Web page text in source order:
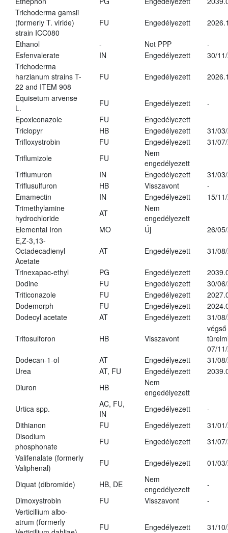
Trichoderma gamsii
(formerly T. viride)
strain ICC080
FU Engedélyezett
Ethanol - Not PPP
-
Esfenvalerate
IN Engedélyezett
30/
Trichoderma
harzianum strains T-
22 and ITEM 908
FU Engedélyezett
Equisetum arvense
L.
FU Engedélyezett
-
Epoxiconazole
FU
Engedélyezett
Triclopyr
HB Engedélyezett
31/
Trifloxystrobin
FU Engedélyezett
31/
Triflumizole
FU
Nem
engedélyezett
Triflumuron
IN Engedélyezett
31/
Triflusulfuron
HB Visszavont
-
Emamectin
IN Engedélyezett
15/
Trimethylamine
hydrochloride
AT
Nem
engedélyezett
Elemental Iron
MO Új
26/
E,Z-3,13-
Octadecadienyl
Acetate
AT Engedélyezett 31/
Trinexapac-ethyl PG Engedélyezett
Dodine
FU Engedélyezett
30/
Triticonazole
FU Engedélyezett
Dodemorph
FU Engedélyezett
Dodecyl acetate
AT Engedélyezett 31/
Tritosulforon HB Visszavont
végső
07/
Dodecan-1-ol
AT Engedélyezett
31/
Urea
AT, FU Engedélyezett
Diuron
HB
Nem
engedélyezett
Urtica spp.
AC, FU,
IN
Engedélyezett
-
Dithianon
FU Engedélyezett
31/
Disodium
phosphonate
FU Engedélyezett
31/
Valifenalate (formerly
Valiphenal)
FU Engedélyezett 01/
Diquat (dibromide) HB, DE
Nem
engedélyezett
-
Dimoxystrobin
FU Visszavont
-
Verticillium albo-
atrum (formerly
FU Engedélyezett 31/